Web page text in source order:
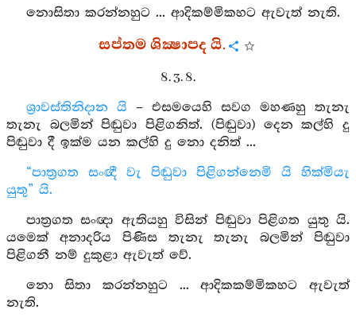
නොසිතා කරන්නහුට ... ආදිකම්මිකහට ඇවැත් නැති.
සප්තම ශික්‍ෂාපද යි.
8. 3. 8.
ශ්‍රාවස්තිනිදාන යි – එසමයෙහි සවග මහණහු තැනැ
තැනැ බලමින් පිඬුවා පිළිගනිත්. (පිඬුවා) දෙන කල්හි දු
පිඬුවා දී ඉක්ම යන කල්හි දු නො දනිත් ...
“පාත්‍රගත සංඥී වැ පිඬුවා පිළිගන්නෙමි යි හික්මියැ
යුතු” යි.
පාත්‍රගත සංඥා ඇතියහු විසින් පිඬුවා පිළිගත යුතු යි.
යමෙක් අනාදරිය පිණිස තැනැ තැනැ බලමින් පිඬුවා
පිළිගනී නම් දුකුළා ඇවැත් වේ.
නො සිතා කරන්නහුට ... ආදිකකම්මිකහට ඇවැත්
නැති.